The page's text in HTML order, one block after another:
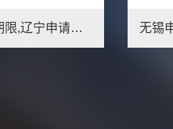
辽宁软著的保护期限,辽宁申请软著简介